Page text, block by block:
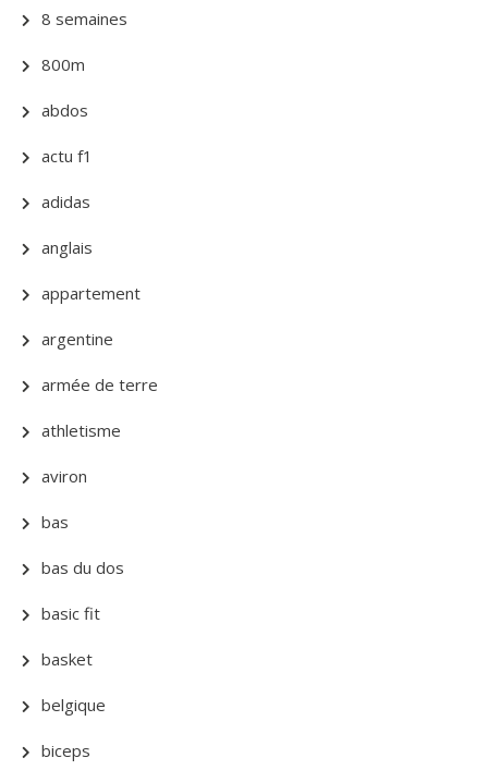
8 semaines
800m
abdos
actu f1
adidas
anglais
appartement
argentine
armée de terre
athletisme
aviron
bas
bas du dos
basic fit
basket
belgique
biceps